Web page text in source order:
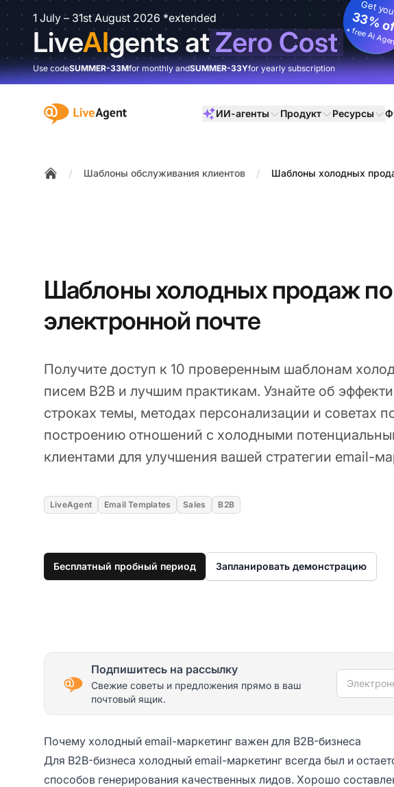
1 July – 31st August 2026 *extended
LiveAIgents atZero Cost
Get
33%
+ free AI
Use codeSUMMER-33Mfor monthly andSUMMER-33Yfor yearly subscription
:site.title ИИ-агенты Продукт Ресурсы
/ Шаблоны обслуживания клиентов / Шаблоны холодных
Шаблоны холодных продаж по
электронной почте
Получите доступ к 10 проверенным шаблонам
писем B2B и лучшим практикам. Узнайте об
строках темы, методах персонализации и советах
построению отношений с холодными
клиентами для улучшения вашей стратегии email-
LiveAgent Email Templates Sales B2B
Бесплатный пробный период Запланировать демонстрацию
Подпишитесь на рассылку
Свежие советы и предложения прямо в ваш
почтовый ящик.
Почему холодный email-маркетинг важен для B2B-бизнеса
Для B2B-бизнеса холодный email-маркетинг всегда был и
способов генерирования качественных лидов. Хорошо